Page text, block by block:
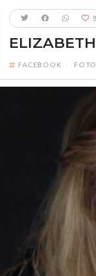
FACEBOOK ·